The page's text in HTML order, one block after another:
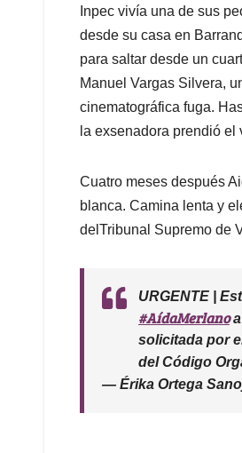
p
p
o
k
I
n
Inpec vivía una de sus
desde su casa en
para saltar desde un
Manuel Vargas Silvera,
cinematográfica fuga.
la exsenadora prendió
Cuatro meses después
blanca. Camina lenta y
delTribunal Supremo de
URGENTE |
#AídaMerlanoa
solicitada por
del Código
— Érika Ortega